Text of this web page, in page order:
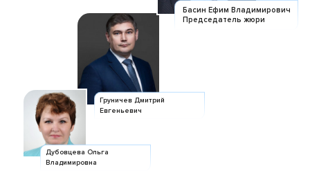
Басин Ефим Владимирович
Председатель жюри
Ишметова Эвелина
Шавкатовна
Груничев Дмитрий
Евгеньевич
Иванов Алексей
Александрович
Дубовцева Ольга
Владимировна